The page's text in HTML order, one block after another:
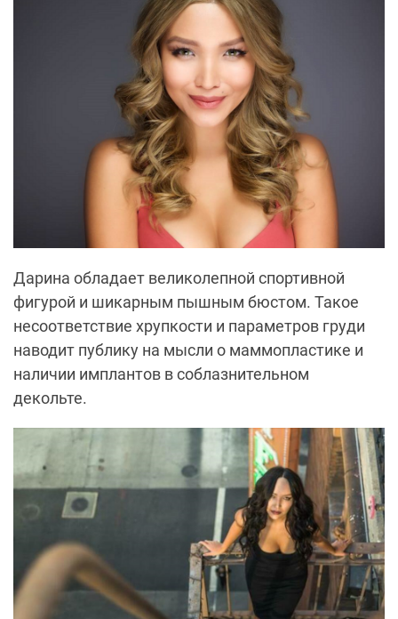
Дарина обладает великолепной спортивной
фигурой и шикарным пышным бюстом. Такое
несоответствие хрупкости и параметров груди
наводит публику на мысли о маммопластике и
наличии имплантов в соблазнительном
декольте.